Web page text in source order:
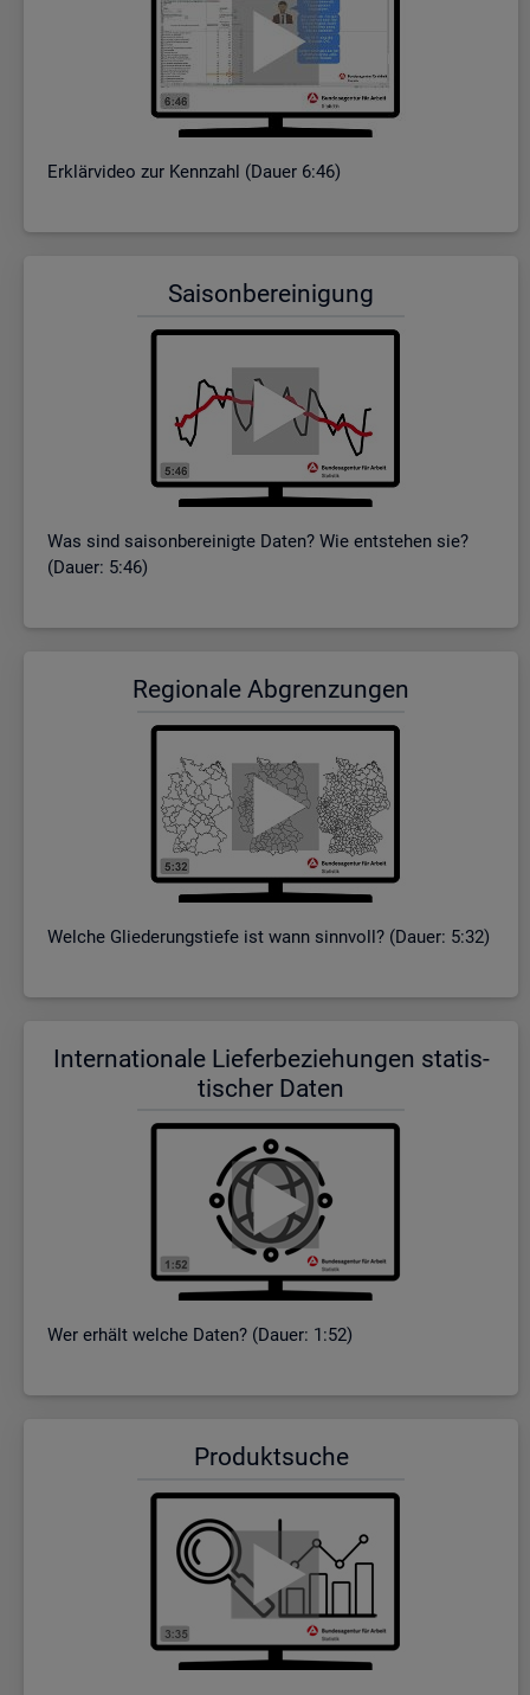
Er­klär­vi­deo zur Kenn­zahl (Dauer 6:46)
Sai­son­be­rei­ni­gung
Was sind sai­son­be­rei­nig­te Daten? Wie ent­ste­hen sie?
(Dauer: 5:46)
Re­gio­na­le Ab­gren­zun­gen
Wel­che Glie­de­rungs­tie­fe ist wann sinn­voll? (Dauer: 5:32)
In­ter­na­tio­na­le Lie­fer­be­zie­hun­gen sta­tis­
ti­scher Daten
Wer er­hält wel­che Daten? (Dauer: 1:52)
Pro­dukt­su­che